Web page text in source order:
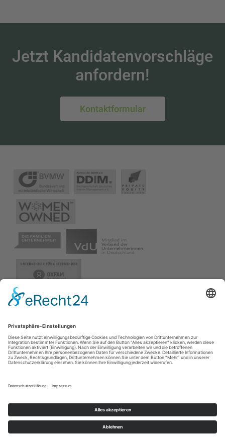
Jetzt Kandidatenvorschläge
anfordern!
Kontaktformular
Interim Profis GmbH
40721 Hilden bei Düsseldorf
+49 2103 78 98 50
info@interim-profis.com
Impressum
Datenschutz
Kontakt